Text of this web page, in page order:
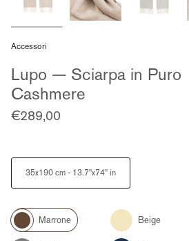
Accessori
Lupo — Sciarpa in Puro
Cashmere
€289,00
Size
35x190 cm - 13.7"x74" in
Color
Marrone
Beige